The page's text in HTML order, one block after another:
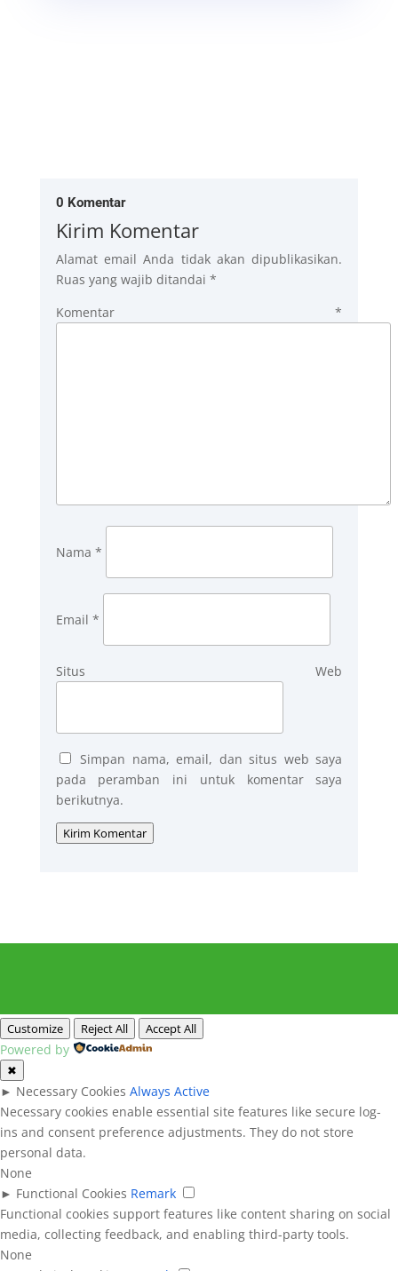
0 Komentar
Kirim Komentar
Alamat email Anda tidak akan dipublikasikan.
Ruas yang wajib ditandai *
Komentar*
Nama *
Email *
Situs Web
Simpan nama, email, dan situs web saya
pada peramban ini untuk komentar saya
berikutnya.
Kirim Komentar
Customize Reject All Accept All
Powered by
✖
► Necessary Cookies Always Active
Necessary cookies enable essential site features like secure log-
ins and consent preference adjustments. They do not store
personal data.
None
► Functional Cookies Remark
Functional cookies support features like content sharing on social
media, collecting feedback, and enabling third-party tools.
None